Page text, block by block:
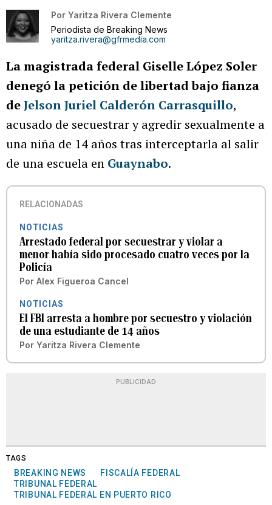
Por Yaritza Rivera Clemente
Periodista de Breaking News
yaritza.rivera@gfrmedia.com
La magistrada federal Giselle López Soler
denegó la petición de libertad bajo fianza
deJelson Juriel Calderón Carrasquillo,
acusado de secuestrar y agredir sexualmente a
una niña de 14 años tras interceptarla al salir
de una escuela en Guaynabo.
RELACIONADAS
NOTICIAS
Arrestado federal por secuestrar y violar a
menor había sido procesado cuatro veces por la
Policía
Por Alex Figueroa Cancel
NOTICIAS
El FBI arresta a hombre por secuestro y violación
de una estudiante de 14 años
Por Yaritza Rivera Clemente
PUBLICIDAD
TAGS
BREAKING NEWS
FISCALÍA FEDERAL
TRIBUNAL FEDERAL
TRIBUNAL FEDERAL EN PUERTO RICO